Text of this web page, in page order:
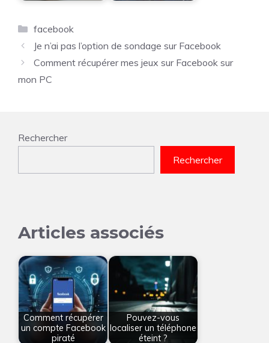
Catégories
facebook
Je n’ai pas l’option de sondage sur Facebook
Comment récupérer mes jeux sur Facebook sur
mon PC
Rechercher
Rechercher
Articles associés
Comment récupérer
un compte Facebook
piraté
Pouvez-vous
localiser un téléphone
éteint ?